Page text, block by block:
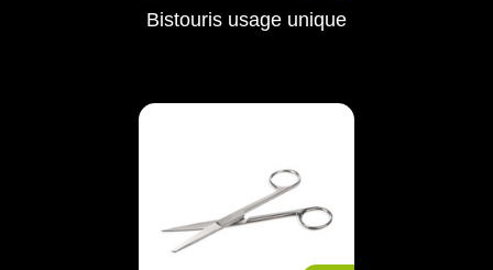
Bistouris usage unique